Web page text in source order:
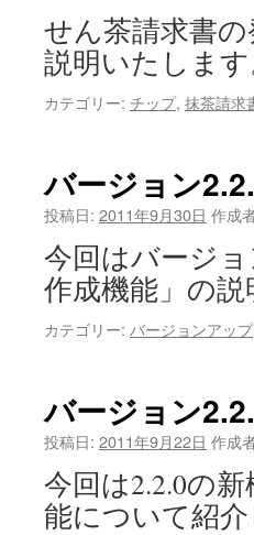
せん茶請求書
説明いたしま
カテゴリー: チップ, 抹茶請求
バージョン
投稿日: 2011年9月30日 作成
今回はバージ
作成機能」の
カテゴリー: バージョンアップ
バージョン
投稿日: 2011年9月22日 作成
今回は2.2.0の
能について紹